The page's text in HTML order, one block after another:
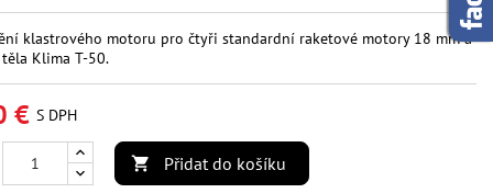
klastrového motoru pro čtyři standardní raketové motory 18 mm a
Klima T-50.
€ S DPH
 Přidat do košíku